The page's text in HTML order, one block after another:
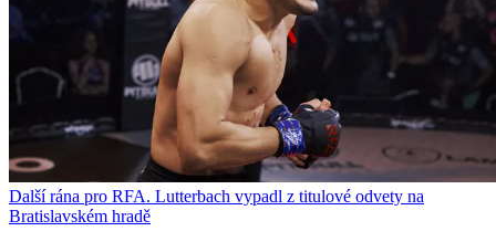
Další rána pro RFA. Lutterbach vypadl z titulové odvety na
Bratislavském hradě